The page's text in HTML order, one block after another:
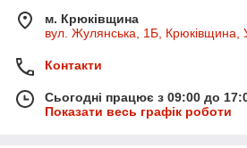
м. Крюківщина
вул. Жулянська, 1Б, Крюківщина,
Контакти
Сьогодні працює з 09:00 до
Показати весь графік роботи